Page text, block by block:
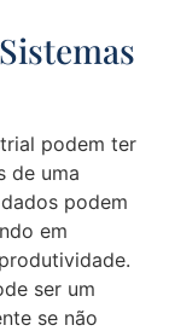
podem ter
de uma
podem
em
ser um
se não